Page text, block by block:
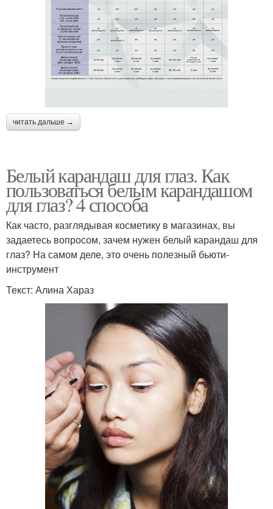
читать дальше →
Белый карандаш для глаз. Как
пользоваться белым карандашом
для глаз? 4 способа
Как часто, разглядывая косметику в магазинах, вы
задаетесь вопросом, зачем нужен белый карандаш для
глаз? На самом деле, это очень полезный бьюти-
инструмент
Текст: Алина Хараз